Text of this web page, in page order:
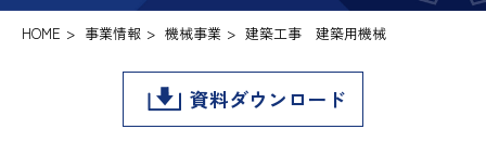
HOME > 事業情報 > 機械事業 > 建築工事 建築用機械
資料ダウンロード